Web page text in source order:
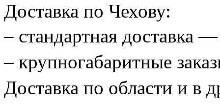
Доставка по Чехову:
– стандартная доставка
– крупногабаритные
Доставка по области и в